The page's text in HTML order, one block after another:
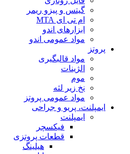
گیتس و پیزو ریمر
ام تی ای MTA
ابزارهای اندو
مواد عمومی اندو
پروتز
مواد قالبگیری
الژینات
موم
نخ زیر لثه
مواد عمومی پروتز
ایمپلنت، پریو و جراحی
ایمپلنت
فیکسچر
قطعات پروتزی
هیلینگ